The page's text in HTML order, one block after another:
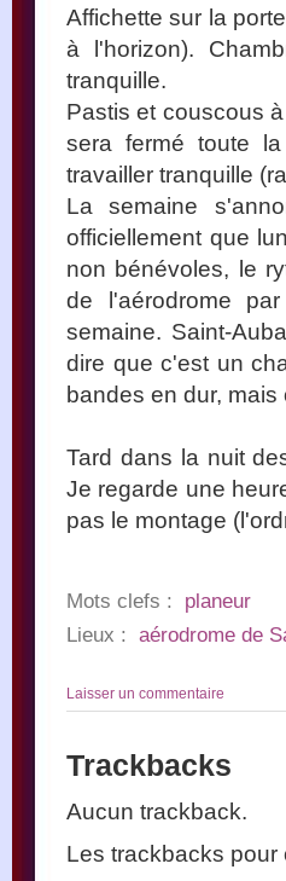
Affichette sur la
à l'horizon).
tranquille.
Pastis et couscous
sera fermé toute
travailler tranquille
La semaine
officiellement que
non bénévoles, le
de l'aérodrome
semaine. Saint-
dire que c'est un
bandes en dur,
Tard dans la nuit
Je regarde une
pas le montage
Mots clefs : planeur
Lieux : aérodrome de
Laisser un commentaire
Trackbacks
Aucun trackback.
Les trackbacks pour